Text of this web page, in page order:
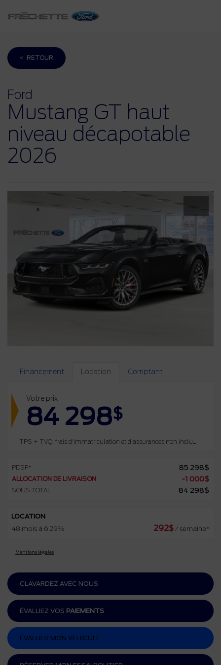
< RETOUR
Ford
Mustang GT haut
niveau décapotable
2026
Financement Location Comptant
Votre prix
84 298$
PDSF* 85 298$
ALLOCATION DE LIVRAISON -1 000$
SOUS TOTAL 84 298$
LOCATION
48 mois à 6.29%
292$ / semaine*
Mentions légales
CLAVARDEZ AVEC NOUS
ÉVALUEZ VOS PAIEMENTS
ÉVALUER MON VÉHICULE